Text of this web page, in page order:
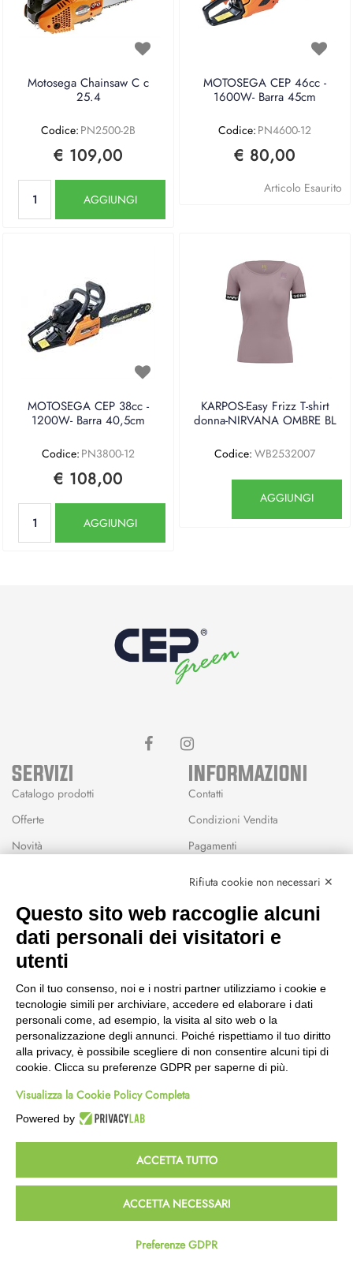
Motosega Chainsaw C c
25.4
Codice: PN2500-2B
€ 109,00
AGGIUNGI
MOTOSEGA CEP 46cc -
1600W- Barra 45cm
Codice: PN4600-12
€ 80,00
Articolo Esaurito
MOTOSEGA CEP 38cc -
1200W- Barra 40,5cm
Codice: PN3800-12
€ 108,00
AGGIUNGI
KARPOS-Easy Frizz T-shirt
donna-NIRVANA OMBRE BL
Codice: WB2532007
AGGIUNGI
SERVIZI
Catalogo prodotti
Offerte
Novità
Wishlist
INFORMAZIONI
Contatti
Condizioni Vendita
Pagamenti
CEP GREEN
Fanano (MO)
059 8676485
349 9202419
388 8659473
info@cepgreen.com
Orario
Dal lunedì al venerdì
8:00 – 12:30 / 13:30 - 19:00
8:30 – 12:30 / 15:30 - 19:00
© 2023 Powered & Designed byPassepartout
Termini e Condizioni Privacy e Cookie Policy
Rifiuta cookie non necessari ✕
Questo sito web raccoglie alcuni
dati personali dei visitatori e
utenti
Con il tuo consenso, noi e i nostri partner utilizziamo i cookie e
tecnologie simili per archiviare, accedere ed elaborare i dati
personali come, ad esempio, la visita al sito web o la
personalizzazione degli annunci. Poiché rispettiamo il tuo diritto
alla privacy, è possibile scegliere di non consentire alcuni tipi di
cookie. Clicca su preferenze GDPR per saperne di più.
Visualizza la Cookie Policy Completa
Powered by
ACCETTA TUTTO
ACCETTA NECESSARI
Preferenze GDPR